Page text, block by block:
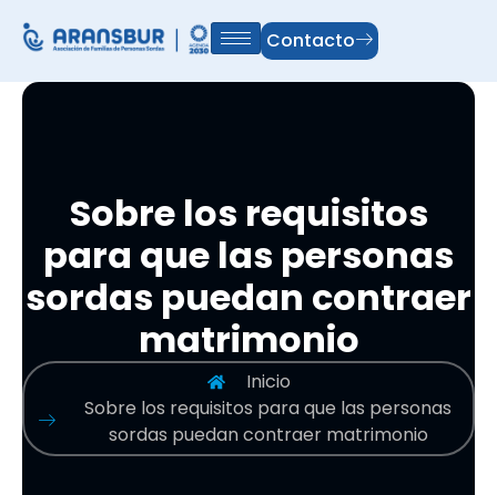
Contacto
Sobre los requisitos
para que las personas
sordas puedan contraer
matrimonio
Inicio
Sobre los requisitos para que las personas
sordas puedan contraer matrimonio